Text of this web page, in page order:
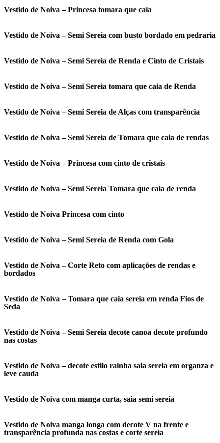
Vestido de Noiva – Princesa tomara que caia
Vestido de Noiva – Semi Sereia com busto bordado em pedraria
Vestido de Noiva – Semi Sereia de Renda e Cinto de Cristais
Vestido de Noiva – Semi Sereia tomara que caia de Renda
Vestido de Noiva – Semi Sereia de Alças com transparência
Vestido de Noiva – Semi Sereia de Tomara que caia de rendas
Vestido de Noiva – Princesa com cinto de cristais
Vestido de Noiva – Semi Sereia Tomara que caia de renda
Vestido de Noiva Princesa com cinto
Vestido de Noiva – Semi Sereia de Renda com Gola
Vestido de Noiva – Corte Reto com aplicações de rendas e
bordados
Vestido de Noiva – Tomara que caia sereia em renda Fios de
Seda
Vestido de Noiva – Semi Sereia decote canoa decote profundo
nas costas
Vestido de Noiva – decote estilo rainha saia sereia em organza e
leve cauda
Vestido de Noiva com manga curta, saia semi sereia
Vestido de Noiva manga longa com decote V na frente e
transparência profunda nas costas e corte sereia